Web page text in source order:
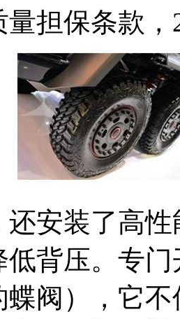
量担保条款
装了高性
低背压。专
蝶阀），它